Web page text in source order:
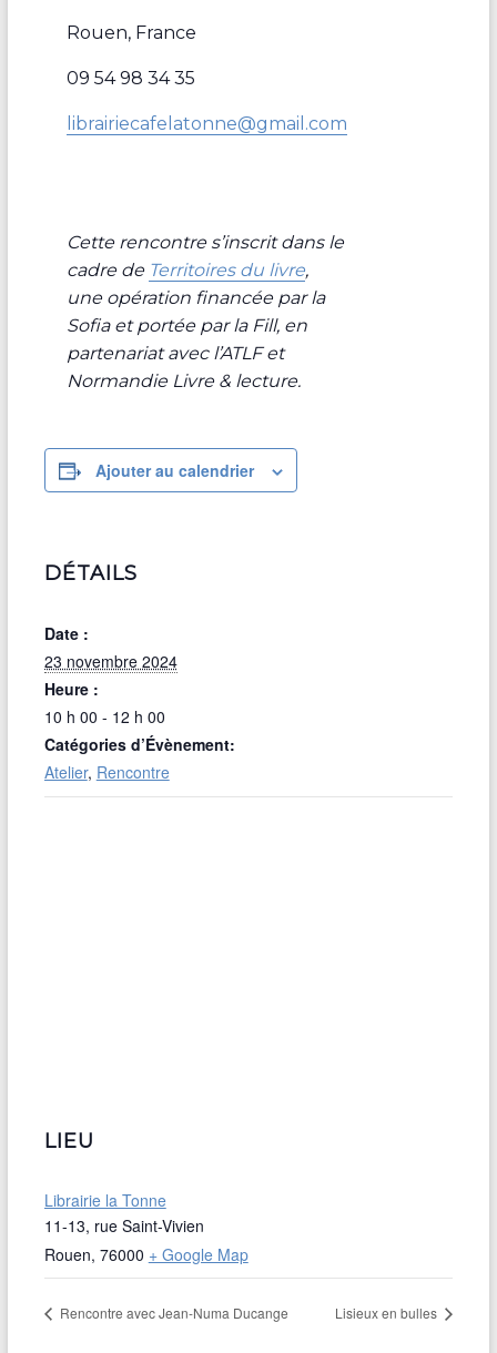
Rouen, France
09 54 98 34 35
librairiecafelatonne@gmail.com
Cette rencontre s’inscrit dans le
cadre de Territoires du livre,
une opération financée par la
Sofia et portée par la Fill, en
partenariat avec l’ATLF et
Normandie Livre & lecture.
Ajouter au calendrier
DÉTAILS
Date :
23 novembre 2024
Heure :
10 h 00 - 12 h 00
Catégories d’Évènement:
Atelier, Rencontre
LIEU
Librairie la Tonne
11-13, rue Saint-Vivien
Rouen, 76000 + Google Map
Rencontre avec Jean-Numa Ducange Lisieux en bulles